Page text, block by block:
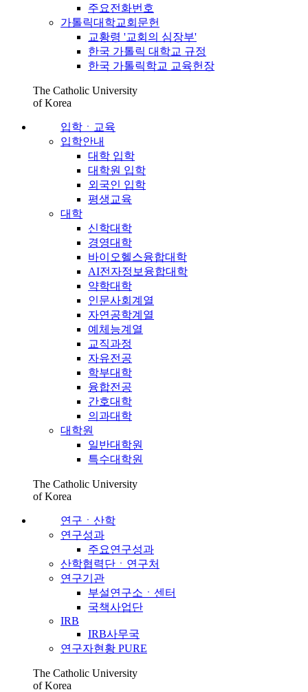
주요전화번호
가톨릭대학교회문헌
교황령 '교회의 심장부'
한국 가톨릭 대학교 규정
한국 가톨릭학교 교육헌장
The Catholic University
of Korea
입학ㆍ교육
입학안내
대학 입학
대학원 입학
외국인 입학
평생교육
대학
신학대학
경영대학
바이오헬스융합대학
AI전자정보융합대학
약학대학
인문사회계열
자연공학계열
예체능계열
교직과정
자유전공
학부대학
융합전공
간호대학
의과대학
대학원
일반대학원
특수대학원
The Catholic University
of Korea
연구ㆍ산학
연구성과
주요연구성과
산학협력단ㆍ연구처
연구기관
부설연구소ㆍ센터
국책사업단
IRB
IRB사무국
연구자현황 PURE
The Catholic University
of Korea